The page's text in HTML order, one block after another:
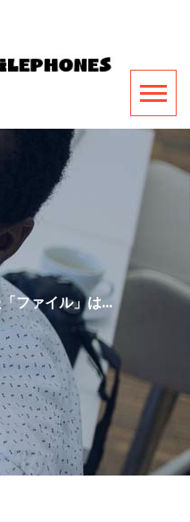
ファイル」は...